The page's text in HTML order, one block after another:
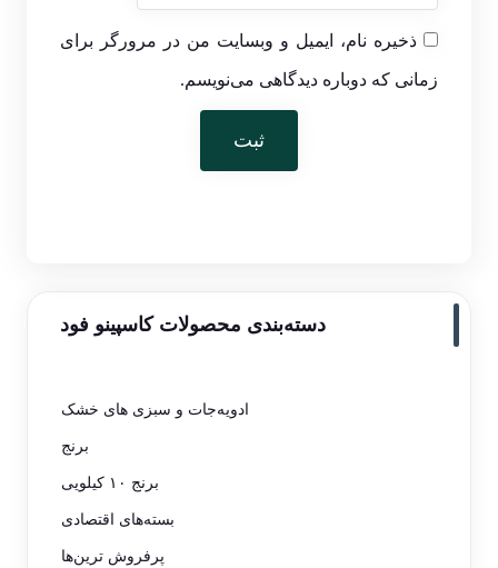
ذخیره نام، ایمیل و وبسایت من در مرورگر برای
زمانی که دوباره دیدگاهی می‌نویسم.
دسته‌بندی محصولات کاسپینو فود
ادویه‌جات و سبزی های خشک
برنج
برنج ۱۰ کیلویی
بسته‌های اقتصادی
پرفروش ترین‌ها